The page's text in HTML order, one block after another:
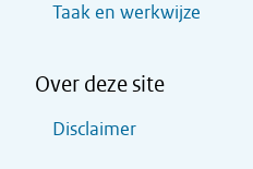
Taak en werkwijze
Over deze site
Disclaimer